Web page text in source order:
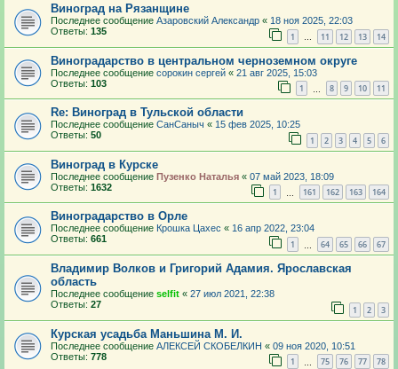
Виноград на Рязанщине
Последнее сообщение Азаровский Александр « 18 ноя 2025, 22:03
Ответы: 135 1 … 11 12 13 14
Виноградарство в центральном черноземном округе
Последнее сообщение сорокин сергей « 21 авг 2025, 15:03
Ответы: 103 1 8 9 10 11
Re: Виноград в Тульской области
Последнее сообщение СанСаныч « 15 фев 2025, 10:25
Ответы: 50 1 2 3 4 5 6
Виноград в Курске
Последнее сообщение Пузенко Наталья « 07 май 2023, 18:09
Ответы: 1632 1 161 162 163 164
Виноградарство в Орле
Последнее сообщение Крошка Цахес « 16 апр 2022, 23:04
Ответы: 661 1 64 65 66 67
Владимир Волков и Григорий Адамия. Ярославская
область
Последнее сообщение selfit « 27 июл 2021, 22:38
Ответы: 27 1 2 3
Курская усадьба Маньшина М. И.
Последнее сообщение АЛЕКСЕЙ СКОБЕЛКИН « 09 ноя 2020, 10:51
Ответы: 778 1 75 76 77 78